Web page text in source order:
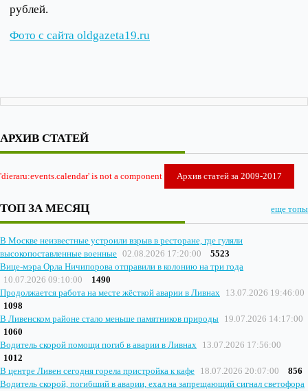
рублей.
Фото с сайта oldgazeta19.ru
АРХИВ СТАТЕЙ
'dieraru:events.calendar' is not a component Архив статей за 2009-2017
ТОП ЗА МЕСЯЦ еще топы
В Москве неизвестные устроили взрыв в ресторане, где гуляли
высокопоставленные военные 02.08.2026 17:20:00
5523
Вице-мэра Орла Ничипорова отправили в колонию на три года
10.07.2026 09:10:00
1490
Продолжается работа на месте жёсткой аварии в Ливнах 13.07.2026 19:46:00
1098
В Ливенском районе стало меньше памятников природы 19.07.2026 14:17:00
1060
Водитель скорой помощи погиб в аварии в Ливнах 13.07.2026 17:56:00
1012
В центре Ливен сегодня горела пристройка к кафе 18.07.2026 20:07:00
856
Водитель скорой, погибший в аварии, ехал на запрещающий сигнал светофора